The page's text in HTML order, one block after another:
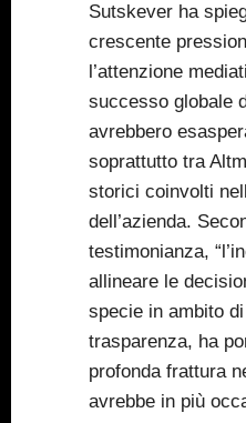
Sutskever ha
crescente
l’attenzione
successo globale
avrebbero
soprattutto tra
storici coinvolti
dell’azienda.
testimonianza,
allineare le
specie in ambito
trasparenza, ha
profonda frattura
avrebbe in più